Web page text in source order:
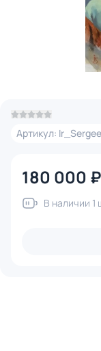
Артикул:
180 000 ₽
В наличии 1